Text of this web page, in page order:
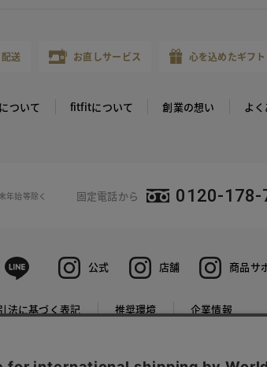
送 お直しサービス 心を込めたギフト
ついて fitfitについて 創業の想い よ
年始等除く 固定電話から 0120-178-
公式 店舗 商品サ
法に基づく表記 推奨環境 企業情報